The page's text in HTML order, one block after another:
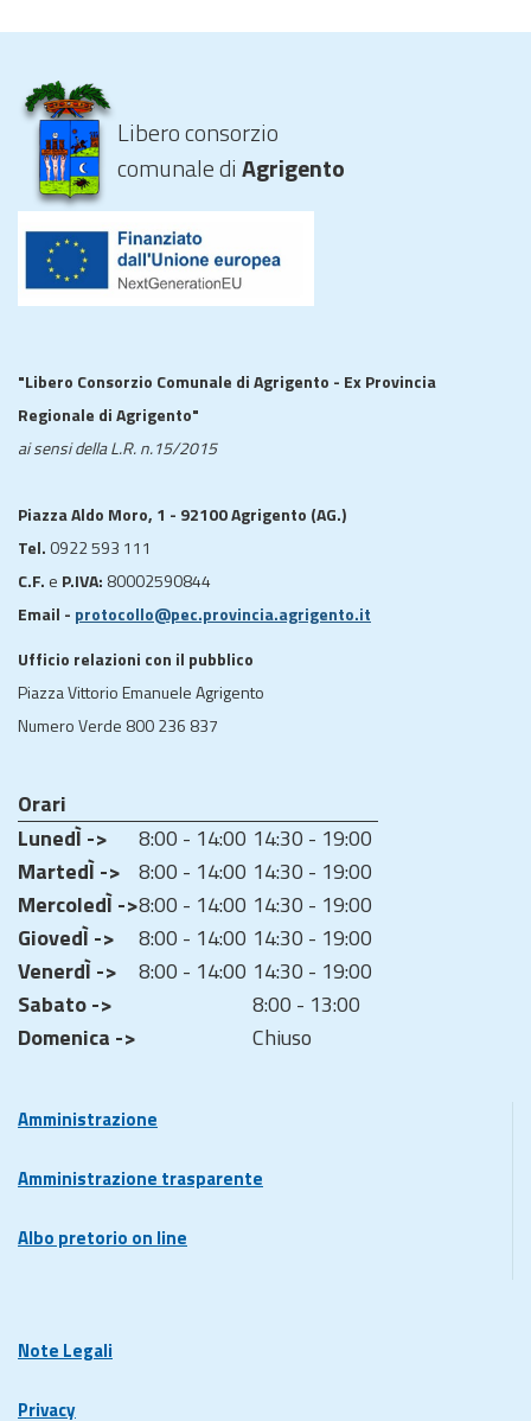
Libero consorzio
comunale diAgrigento
"Libero Consorzio Comunale di Agrigento - Ex Provincia
Regionale di Agrigento"
ai sensi della L.R. n.15/2015
Piazza Aldo Moro, 1 - 92100 Agrigento (AG.)
Tel. 0922 593 111
C.F. e P.IVA: 80002590844
Email - protocollo@pec.provincia.agrigento.it
Ufficio relazioni con il pubblico
Piazza Vittorio Emanuele Agrigento
Numero Verde 800 236 837
Orari
LunedÌ ->
8:00 - 14:00 14:30 - 19:00
MartedÌ -> 8:00 - 14:00 14:30 - 19:00
MercoledÌ ->8:00 - 14:00 14:30 - 19:00
GiovedÌ ->
8:00 - 14:00 14:30 - 19:00
VenerdÌ ->
8:00 - 14:00 14:30 - 19:00
Sabato ->
8:00 - 13:00
Domenica ->
Chiuso
Amministrazione
Amministrazione trasparente
Albo pretorio on line
Note Legali
Privacy